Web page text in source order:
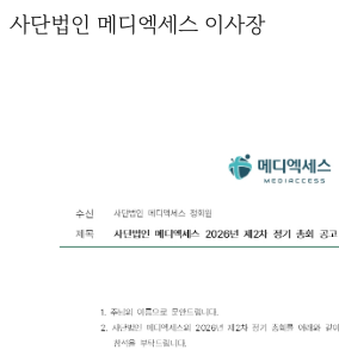
사단법인 메디엑세스 이사장